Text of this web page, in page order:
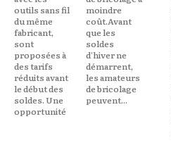
outils sans fil
du même
fabricant,
sont
proposées à
des tarifs
réduits avant
le début des
soldes. Une
opportunité
moindre
coût.Avant
que les
soldes
d'hiver ne
démarrent,
les amateurs
de bricolage
peuvent...